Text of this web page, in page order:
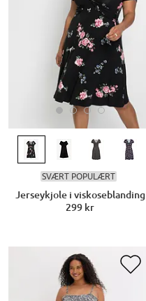
SVÆRT POPULÆRT
Jerseykjole i viskoseblanding
299 kr